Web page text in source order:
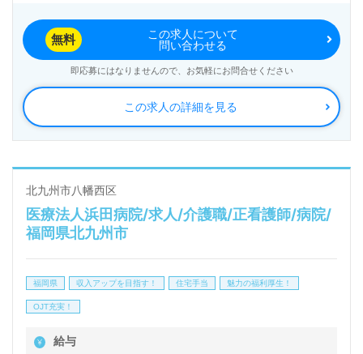
LINE、メール、お電話などご希望に応じてお問い合
わせ/ご相談可能です。転職相談、求人紹介、年収交
渉など完全無料サービスをご利用いただけます。＜非
公開求人も取扱いあり！＞"転職支援"のプロと一緒に
転職活動！お問い合わせお待ちしております。
この求人の詳細を見る
無料
この求人について
問い合わせる
即応募にはなりませんので、お気軽にお問合せください
北九州市八幡西区
医療法人浜田病院/求人/介護職/正看護師/病院/
福岡県北九州市
福岡県 収入アップを目指す！ 住宅手当 魅力の福利厚生！
OJT充実！
給与